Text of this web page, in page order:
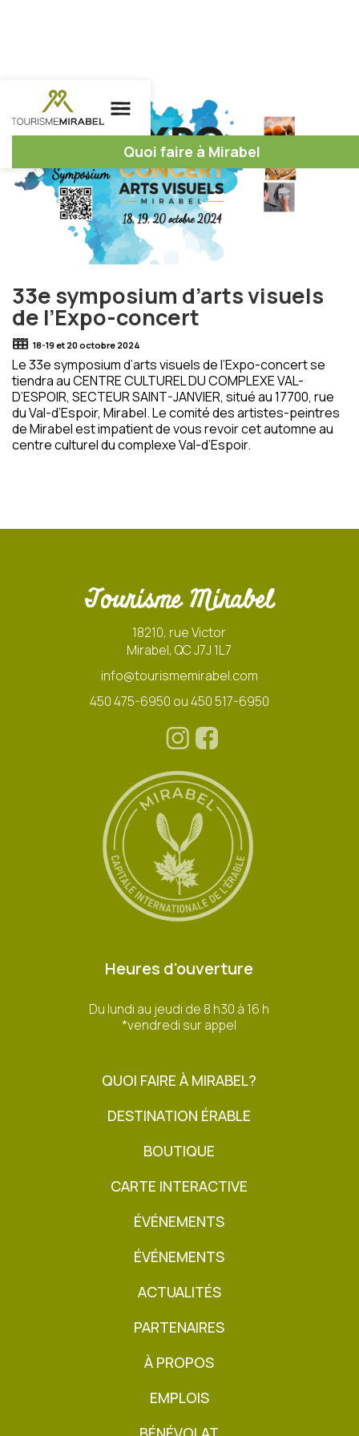
Quoi faire à Mirabel
33e symposium d’arts visuels
de l’Expo-concert
18-19 et 20 octobre 2024
Le 33e symposium d’arts visuels de l’Expo-concert se
tiendra au CENTRE CULTUREL DU COMPLEXE VAL-
D’ESPOIR, SECTEUR SAINT-JANVIER, situé au 17700, rue
du Val-d’Espoir, Mirabel. Le comité des artistes-peintres
de Mirabel est impatient de vous revoir cet automne au
centre culturel du complexe Val-d’Espoir.
Tourisme Mirabel
18210, rue Victor
Mirabel, QC J7J 1L7
info@tourismemirabel.com
450 475-6950 ou 450 517-6950
Heures d'ouverture
Du lundi au jeudi de 8 h30 à 16 h
*vendredi sur appel
QUOI FAIRE À MIRABEL?
DESTINATION ÉRABLE
BOUTIQUE
CARTE INTERACTIVE
ÉVÉNEMENTS
ÉVÉNEMENTS
ACTUALITÉS
PARTENAIRES
À PROPOS
EMPLOIS